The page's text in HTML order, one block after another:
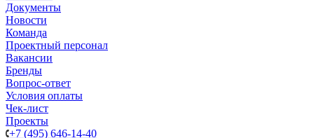
Документы
Новости
Команда
Проектный персонал
Вакансии
Бренды
Вопрос-ответ
Условия оплаты
Чек-лист
Проекты
+7 (495) 646-14-40